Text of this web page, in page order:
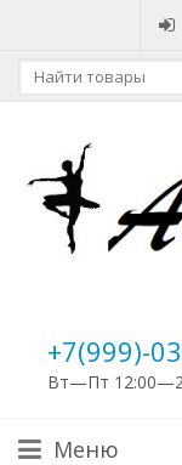
+7(999)-
Вт—Пт
Меню